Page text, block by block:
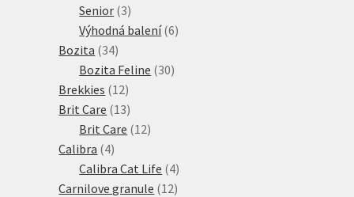
produkty
Senior 33
produkty
Výhodná balení 66
Bozita 3434
produktů
Bozita Feline 3030
Brekkies 1212
produktů
Brit Care 1313
produktů
Brit Care 1212
Calibra 44
produkty
Calibra Cat Life 44
produkty
Carnilove granule 1212